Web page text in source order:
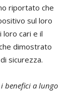
riportato che
sul loro
cari e il
dimostrato
sicurezza.
benefici a lungo